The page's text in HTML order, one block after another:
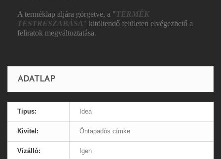
A terméklap aljára görgetve, a "TERMÉK
TESTRESZABÁSA" kitöltendő felületen elvégezhető a
feliratok megváltoztatása.
ADATLAP
Tipus: Idea
Kivitel: Öntapadós címke
Vízálló: Igen